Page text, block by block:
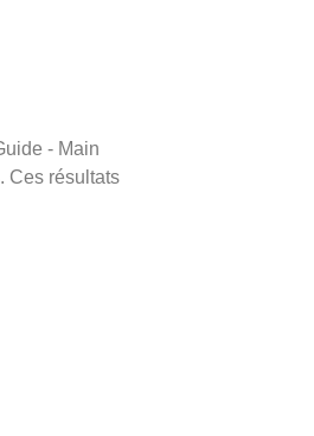
- Main
Ces résultats